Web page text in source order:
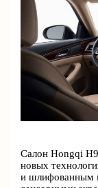
Салон Hongqi
новых
и шлифованным